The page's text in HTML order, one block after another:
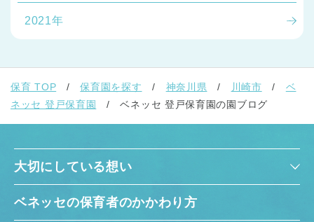
2021年
保育 TOP 保育園を探す 神奈川県 川崎市
ベ
ネッセ 登戸保育園
ベネッセ 登戸保育園の園ブログ
大切にしている想い
ベネッセの保育者のかかわり方